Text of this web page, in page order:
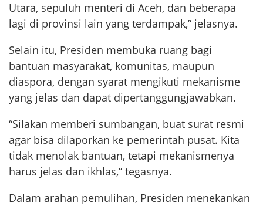
Utara, sepuluh menteri di Aceh, dan beberapa
lagi di provinsi lain yang terdampak,” jelasnya.
Selain itu, Presiden membuka ruang bagi
bantuan masyarakat, komunitas, maupun
diaspora, dengan syarat mengikuti mekanisme
yang jelas dan dapat dipertanggungjawabkan.
“Silakan memberi sumbangan, buat surat resmi
agar bisa dilaporkan ke pemerintah pusat. Kita
tidak menolak bantuan, tetapi mekanismenya
harus jelas dan ikhlas,” tegasnya.
Dalam arahan pemulihan, Presiden menekankan